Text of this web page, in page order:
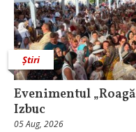
Știri
Evenimentul
Izbuc
05 Aug, 2026